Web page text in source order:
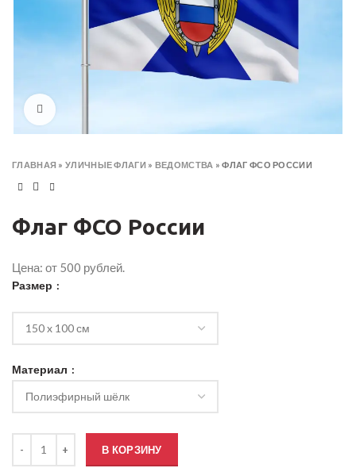
ГЛАВНАЯ »УЛИЧНЫЕ ФЛАГИ » ВЕДОМСТВА »ФЛАГ ФСО РОССИИ
Флаг ФСО России
Цена: от 500 рублей.
Размер
Материал
В КОРЗИНУ